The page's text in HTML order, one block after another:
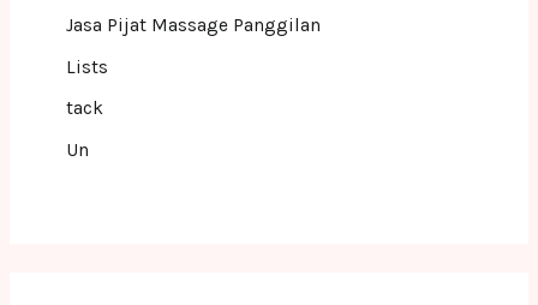
Jasa Pijat Massage Panggilan
Lists
tack
Un